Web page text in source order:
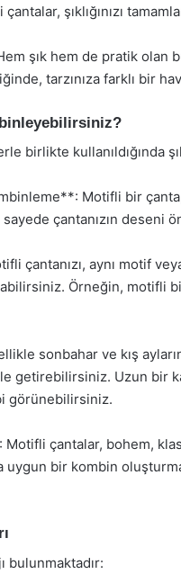
şıklığınızı
şık hem de pratik olan
tarzınıza farklı bir
birlikte kullanıldığında
Motifli bir
çantanızın deseni
çantanızı, aynı motif
Örneğin, motifli
sonbahar ve kış
getirebilirsiniz. Uzun bir
görünebilirsiniz.
çantalar, bohem,
uygun bir kombin
bulunmaktadır: